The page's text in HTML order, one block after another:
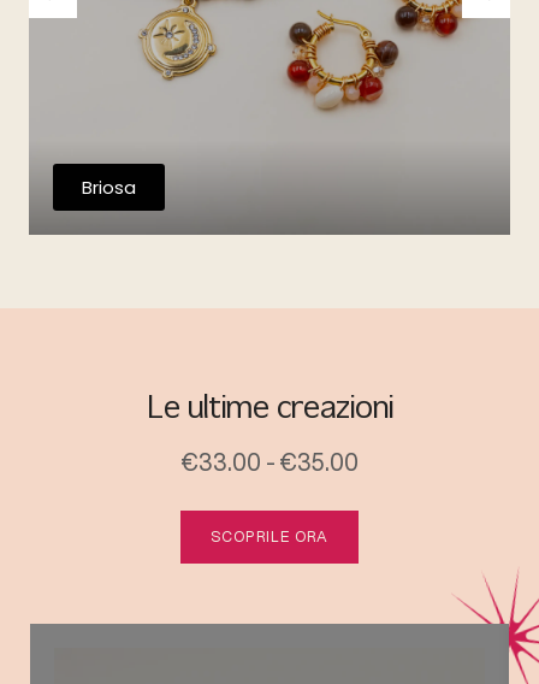
Briosa
Le ultime creazioni
€33.00 - €35.00
SCOPRILE ORA